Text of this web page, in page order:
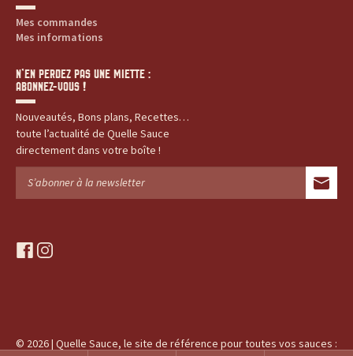
Mes commandes
Mes informations
N’EN PERDEZ PAS UNE MIETTE :
ABONNEZ-VOUS !
Nouveautés, Bons plans, Recettes…
toute l’actualité de Quelle Sauce
directement dans votre boîte !
f
o
r
© 2026 | Quelle Sauce, le site de référence pour toutes vos sauces :